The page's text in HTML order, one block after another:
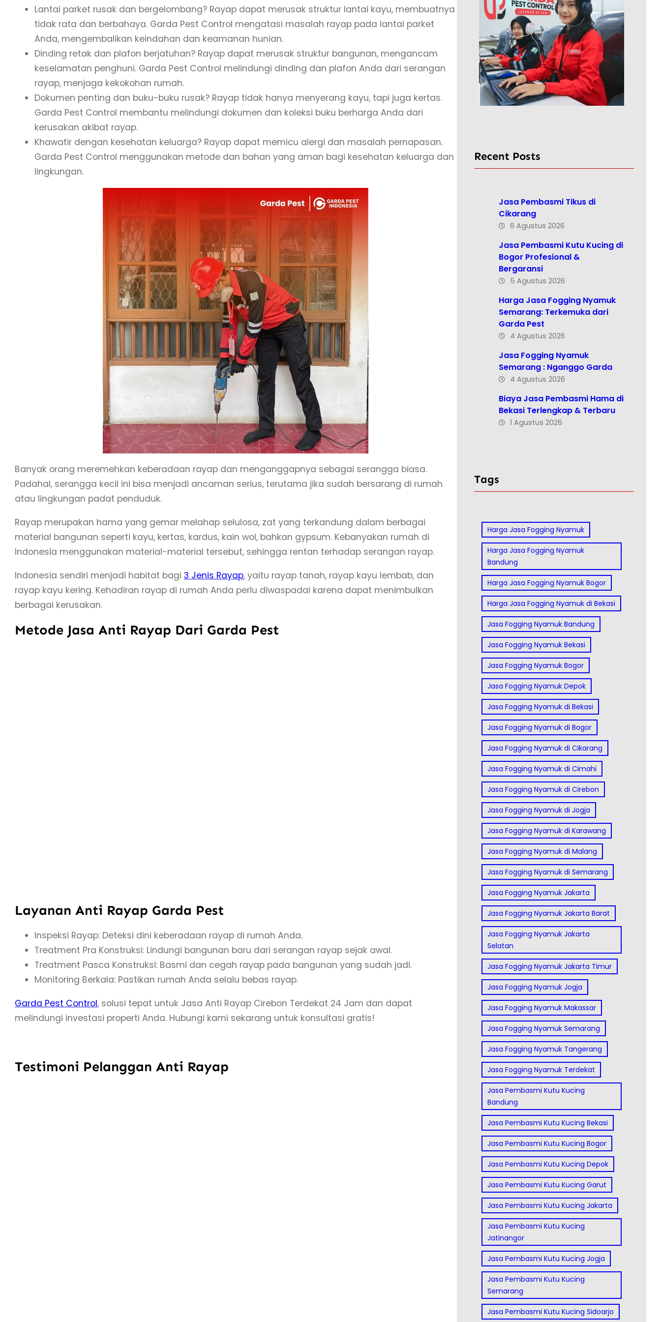
Lantai parket rusak dan bergelombang? Rayap dapat merusak struktur lantai kayu, membuatnya
tidak rata dan berbahaya. Garda Pest Control mengatasi masalah rayap pada lantai parket
Anda, mengembalikan keindahan dan keamanan hunian.
Dinding retak dan plafon berjatuhan? Rayap dapat merusak struktur bangunan, mengancam
keselamatan penghuni. Garda Pest Control melindungi dinding dan plafon Anda dari serangan
rayap, menjaga kekokohan rumah.
Dokumen penting dan buku-buku rusak? Rayap tidak hanya menyerang kayu, tapi juga kertas.
Garda Pest Control membantu melindungi dokumen dan koleksi buku berharga Anda dari
kerusakan akibat rayap.
Khawatir dengan kesehatan keluarga? Rayap dapat memicu alergi dan masalah pernapasan.
Garda Pest Control menggunakan metode dan bahan yang aman bagi kesehatan keluarga dan
lingkungan.
Banyak orang meremehkan keberadaan rayap dan menganggapnya sebagai serangga biasa.
Padahal, serangga kecil ini bisa menjadi ancaman serius, terutama jika sudah bersarang di rumah
atau lingkungan padat penduduk.
Rayap merupakan hama yang gemar melahap selulosa, zat yang terkandung dalam berbagai
material bangunan seperti kayu, kertas, kardus, kain wol, bahkan gypsum. Kebanyakan rumah di
Indonesia menggunakan material-material tersebut, sehingga rentan terhadap serangan rayap.
Indonesia sendiri menjadi habitat bagi 3 Jenis Rayap, yaitu rayap tanah, rayap kayu lembab, dan
rayap kayu kering. Kehadiran rayap di rumah Anda perlu diwaspadai karena dapat menimbulkan
berbagai kerusakan.
Metode Jasa Anti Rayap Dari Garda Pest
Layanan Anti Rayap Garda Pest
Inspeksi Rayap: Deteksi dini keberadaan rayap di rumah Anda.
Treatment Pra Konstruksi: Lindungi bangunan baru dari serangan rayap sejak awal.
Treatment Pasca Konstruksi: Basmi dan cegah rayap pada bangunan yang sudah jadi.
Monitoring Berkala: Pastikan rumah Anda selalu bebas rayap.
Garda Pest Control, solusi tepat untuk Jasa Anti Rayap Cirebon Terdekat 24 Jam dan dapat
melindungi investasi properti Anda. Hubungi kami sekarang untuk konsultasi gratis!
Testimoni Pelanggan Anti Rayap
Recent Posts
Jasa Pembasmi Tikus di
Cikarang
6 Agustus 2026
Jasa Pembasmi Kutu Kucing di
Bogor Profesional &
Bergaransi
5 Agustus 2026
Harga Jasa Fogging Nyamuk
Semarang: Terkemuka dari
Garda Pest
4 Agustus 2026
Jasa Fogging Nyamuk
Semarang : Nganggo Garda
4 Agustus 2026
Biaya Jasa Pembasmi Hama di
Bekasi Terlengkap & Terbaru
1 Agustus 2026
Tags
Harga Jasa Fogging Nyamuk
Harga Jasa Fogging Nyamuk
Bandung
Harga Jasa Fogging Nyamuk Bogor
Harga Jasa Fogging Nyamuk di Bekasi
Jasa Fogging Nyamuk Bandung
Jasa Fogging Nyamuk Bekasi
Jasa Fogging Nyamuk Bogor
Jasa Fogging Nyamuk Depok
Jasa Fogging Nyamuk di Bekasi
Jasa Fogging Nyamuk di Bogor
Jasa Fogging Nyamuk di Cikarang
Jasa Fogging Nyamuk di Cimahi
Jasa Fogging Nyamuk di Cirebon
Jasa Fogging Nyamuk di Jogja
Jasa Fogging Nyamuk di Karawang
Jasa Fogging Nyamuk di Malang
Jasa Fogging Nyamuk di Semarang
Jasa Fogging Nyamuk Jakarta
Jasa Fogging Nyamuk Jakarta Barat
Jasa Fogging Nyamuk Jakarta
Selatan
Jasa Fogging Nyamuk Jakarta Timur
Jasa Fogging Nyamuk Jogja
Jasa Fogging Nyamuk Makassar
Jasa Fogging Nyamuk Semarang
Jasa Fogging Nyamuk Tangerang
Jasa Fogging Nyamuk Terdekat
Jasa Pembasmi Kutu Kucing
Bandung
Jasa Pembasmi Kutu Kucing Bekasi
Jasa Pembasmi Kutu Kucing Bogor
Jasa Pembasmi Kutu Kucing Depok
Jasa Pembasmi Kutu Kucing Garut
Jasa Pembasmi Kutu Kucing Jakarta
Jasa Pembasmi Kutu Kucing
Jatinangor
Jasa Pembasmi Kutu Kucing Jogja
Jasa Pembasmi Kutu Kucing
Semarang
Jasa Pembasmi Kutu Kucing Sidoarjo